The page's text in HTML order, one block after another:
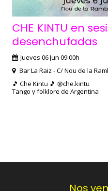
CHE KINTU en
desenchufadas
Jueves 06 Jun 09:00h
Bar La Raiz - C/ Nou de la
🎵 Che Kintu 🎵 @che.kintu
Tango y folklore de Argentina
Nos